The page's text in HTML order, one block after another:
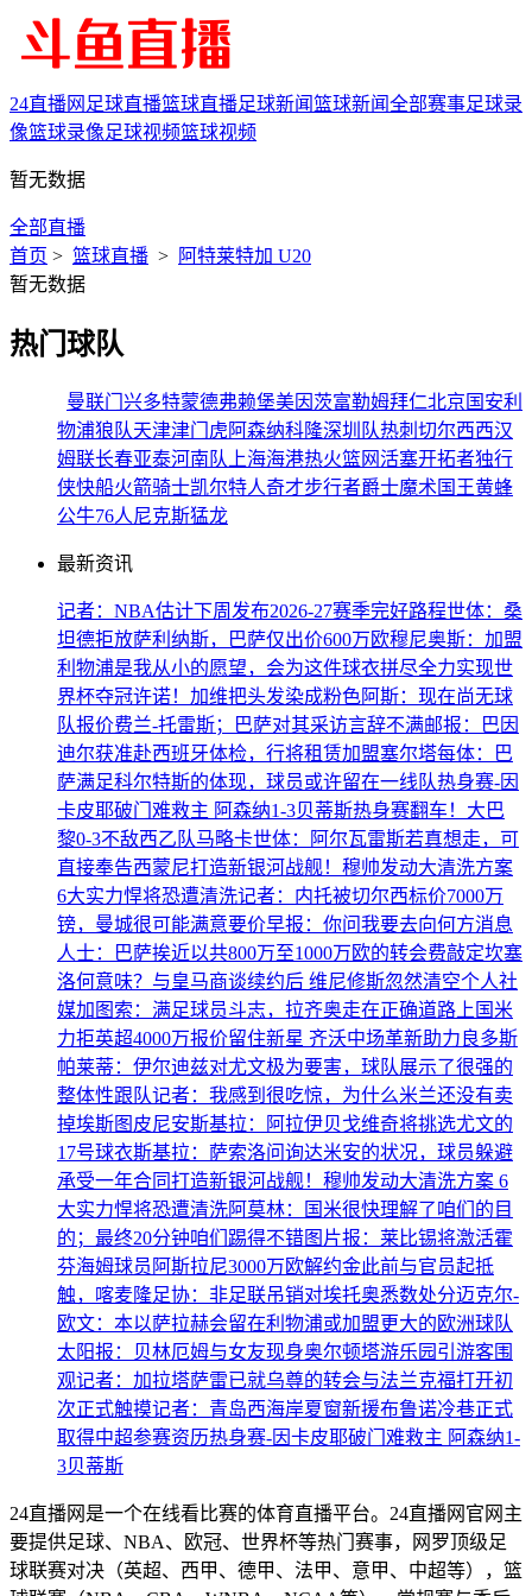
24直播网 足球直播篮球直播足球新闻篮球新闻全部赛事足球录
像篮球录像足球视频篮球视频
暂无数据
全部直播
首页 > 篮球直播 >
阿特莱特加 U20
暂无数据
热门球队
曼联门兴多特蒙德弗赖堡美因茨富勒姆拜仁北京国安利
物浦狼队天津津门虎 阿森纳科隆深圳队热刺 切尔西西汉
姆联长春亚泰河南队 上海海港热火篮网活塞开拓者独行
侠快船火箭骑士凯尔特人奇才步行者爵士魔术国王黄蜂
公牛76人 尼克斯猛龙
最新资讯
记者：NBA估计下周发布2026-27赛季完好路程世体：桑
坦德拒放萨利纳斯，巴萨仅出价600万欧穆尼奥斯：加盟
利物浦是我从小的愿望，会为这件球衣拼尽全力实现世
界杯夺冠许诺！加维把头发染成粉色阿斯：现在尚无球
队报价费兰-托雷斯；巴萨对其采访言辞不满邮报：巴因
迪尔获准赴西班牙体检，行将租赁加盟塞尔塔每体：巴
萨满足科尔特斯的体现，球员或许留在一线队热身赛-因
卡皮耶破门难救主 阿森纳1-3贝蒂斯热身赛翻车！大巴
黎0-3不敌西乙队马略卡世体：阿尔瓦雷斯若真想走，可
直接奉告西蒙尼打造新银河战舰！穆帅发动大清洗方案
6大实力悍将恐遭清洗记者：内托被切尔西标价7000万
镑，曼城很可能满意要价早报：你问我要去向何方消息
人士：巴萨挨近以共800万至1000万欧的转会费敲定坎塞
洛何意味？与皇马商谈续约后 维尼修斯忽然清空个人社
媒加图索：满足球员斗志，拉齐奥走在正确道路上 国米
力拒英超4000万报价留住新星 齐沃中场革新助力良多斯
帕莱蒂：伊尔迪兹对尤文极为要害，球队展示了很强的
整体性跟队记者：我感到很吃惊，为什么米兰还没有卖
掉埃斯图皮尼安斯基拉：阿拉伊贝戈维奇将挑选尤文的
17号球衣斯基拉：萨索洛问询达米安的状况，球员躲避
承受一年合同打造新银河战舰！穆帅发动大清洗方案 6
大实力悍将恐遭清洗阿莫林：国米很快理解了咱们的目
的；最终20分钟咱们踢得不错图片报：莱比锡将激活霍
芬海姆球员阿斯拉尼3000万欧解约金此前与官员起抵
触，喀麦隆足协：非足联吊销对埃托奥悉数处分迈克尔-
欧文：本以萨拉赫会留在利物浦或加盟更大的欧洲球队
太阳报：贝林厄姆与女友现身奥尔顿塔游乐园引游客围
观记者：加拉塔萨雷已就乌尊的转会与法兰克福打开初
次正式触摸记者：青岛西海岸夏窗新援布鲁诺冷巷正式
取得中超参赛资历热身赛-因卡皮耶破门难救主 阿森纳1-
3贝蒂斯
24直播网是一个在线看比赛的体育直播平台。24直播网官网主
要提供足球、NBA、欧冠、世界杯等热门赛事，网罗顶级足
球联赛对决（英超、西甲、德甲、法甲、意甲、中超等），篮